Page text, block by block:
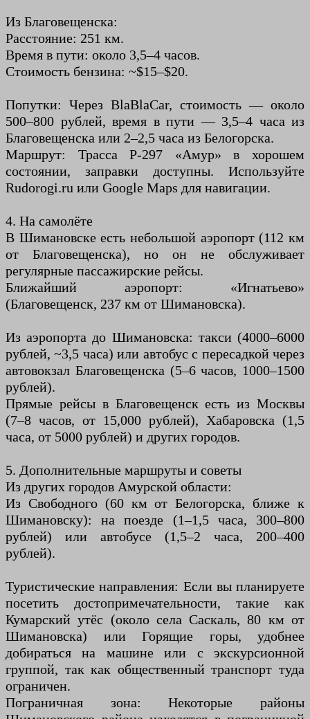
Из Благовещенска:
Расстояние: 251 км.
Время в пути: около 3,5–4 часов.
Стоимость бензина: ~$15–$20.
Попутки: Через BlaBlaCar, стоимость — около
500–800 рублей, время в пути — 3,5–4 часа из
Благовещенска или 2–2,5 часа из Белогорска.
Маршрут: Трасса Р-297 «Амур» в хорошем
состоянии, заправки доступны. Используйте
Rudorogi.ru или Google Maps для навигации.
4. На самолёте
В Шимановске есть небольшой аэропорт (112 км
от Благовещенска), но он не обслуживает
регулярные пассажирские рейсы.
Ближайший аэропорт: «Игнатьево»
(Благовещенск, 237 км от Шимановска).
Из аэропорта до Шимановска: такси (4000–6000
рублей, ~3,5 часа) или автобус с пересадкой через
автовокзал Благовещенска (5–6 часов, 1000–1500
рублей).
Прямые рейсы в Благовещенск есть из Москвы
(7–8 часов, от 15,000 рублей), Хабаровска (1,5
часа, от 5000 рублей) и других городов.
5. Дополнительные маршруты и советы
Из других городов Амурской области:
Из Свободного (60 км от Белогорска, ближе к
Шимановску): на поезде (1–1,5 часа, 300–800
рублей) или автобусе (1,5–2 часа, 200–400
рублей).
Туристические направления: Если вы планируете
посетить достопримечательности, такие как
Кумарский утёс (около села Саскаль, 80 км от
Шимановска) или Горящие горы, удобнее
добираться на машине или с экскурсионной
группой, так как общественный транспорт туда
ограничен.
Пограничная зона: Некоторые районы